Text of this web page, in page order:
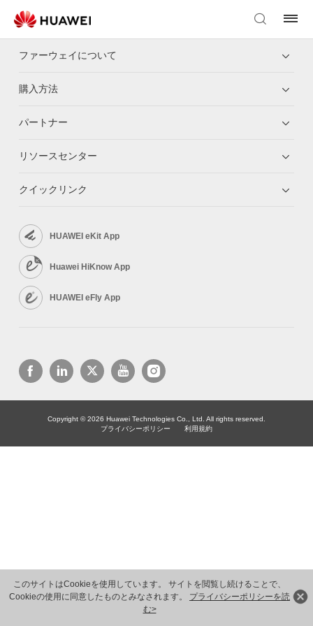
このサイトはCookieを使用しています。 サイトを閲覧し続けることで、
Cookieの使用に同意したものとみなされます。 プライバシーポリシーを読
む>
ファーウェイについて
購入方法
パートナー
リソースセンター
クイックリンク
HUAWEI eKit App
Huawei HiKnow App
HUAWEI eFly App
Copyright © 2026 Huawei Technologies Co., Ltd. All rights reserved.
プライバシーポリシー
利用規約